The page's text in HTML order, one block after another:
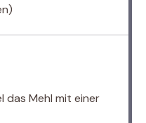
das Mehl mit einer